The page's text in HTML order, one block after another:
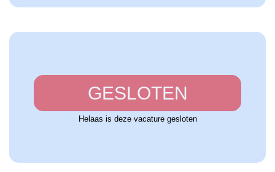
GESLOTEN
Helaas is deze vacature gesloten